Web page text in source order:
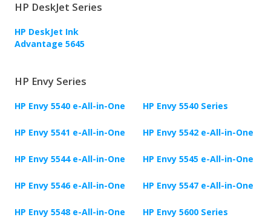
HP DeskJet Series
HP DeskJet Ink
Advantage 5645
HP Envy Series
HP Envy 5540 e-All-in-One HP Envy 5540 Series
HP Envy 5541 e-All-in-One HP Envy 5542 e-All-in-One
HP Envy 5544 e-All-in-One HP Envy 5545 e-All-in-One
HP Envy 5546 e-All-in-One HP Envy 5547 e-All-in-One
HP Envy 5548 e-All-in-One HP Envy 5600 Series